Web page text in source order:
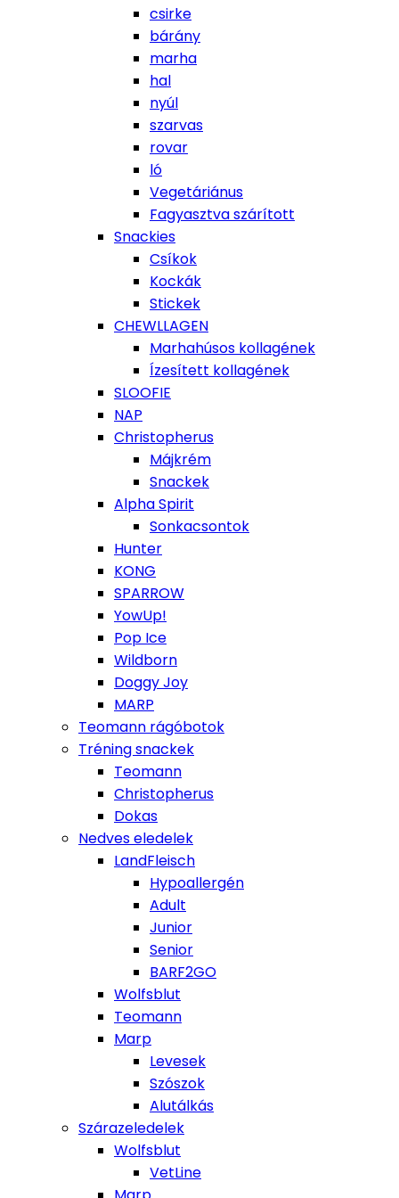
csirke
bárány
marha
hal
nyúl
szarvas
rovar
ló
Vegetáriánus
Fagyasztva szárított
Snackies
Csíkok
Kockák
Stickek
CHEWLLAGEN
Marhahúsos kollagének
Ízesített kollagének
SLOOFIE
NAP
Christopherus
Májkrém
Snackek
Alpha Spirit
Sonkacsontok
Hunter
KONG
SPARROW
YowUp!
Pop Ice
Wildborn
Doggy Joy
MARP
Teomann rágóbotok
Tréning snackek
Teomann
Christopherus
Dokas
Nedves eledelek
LandFleisch
Hypoallergén
Adult
Junior
Senior
BARF2GO
Wolfsblut
Teomann
Marp
Levesek
Szószok
Alutálkás
Szárazeledelek
Wolfsblut
VetLine